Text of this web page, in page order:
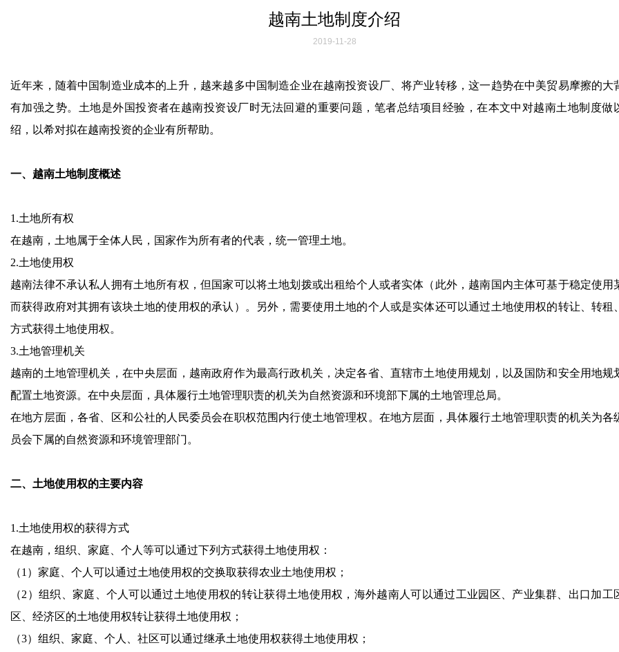
越南土地制度介绍
2019-11-28
近年来，随着中国制造业成本的上升，越来越多中国制造企业在越南投资设厂、将产业转移，这一趋势在中美贸易摩擦的大
有加强之势。土地是外国投资者在越南投资设厂时无法回避的重要问题，笔者总结项目经验，在本文中对越南土地制度做
绍，以希对拟在越南投资的企业有所帮助。
一、越南土地制度概述
1.土地所有权
在越南，土地属于全体人民，国家作为所有者的代表，统一管理土地。
2.土地使用权
越南法律不承认私人拥有土地所有权，但国家可以将土地划拨或出租给个人或者实体（此外，越南国内主体可基于稳定使用
而获得政府对其拥有该块土地的使用权的承认）。另外，需要使用土地的个人或是实体还可以通过土地使用权的转让、转租
方式获得土地使用权。
3.土地管理机关
越南的土地管理机关，在中央层面，越南政府作为最高行政机关，决定各省、直辖市土地使用规划，以及国防和安全用地规
配置土地资源。在中央层面，具体履行土地管理职责的机关为自然资源和环境部下属的土地管理总局。
在地方层面，各省、区和公社的人民委员会在职权范围内行使土地管理权。在地方层面，具体履行土地管理职责的机关为各
员会下属的自然资源和环境管理部门。
二、土地使用权的主要内容
1.土地使用权的获得方式
在越南，组织、家庭、个人等可以通过下列方式获得土地使用权：
（1）家庭、个人可以通过土地使用权的交换取获得农业土地使用权；
（2）组织、家庭、个人可以通过土地使用权的转让获得土地使用权，海外越南人可以通过工业园区、产业集群、出口加工
区、经济区的土地使用权转让获得土地使用权；
（3）组织、家庭、个人、社区可以通过继承土地使用权获得土地使用权；